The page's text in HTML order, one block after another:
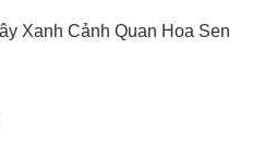
Xanh Cảnh Quan Hoa Sen